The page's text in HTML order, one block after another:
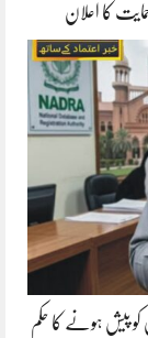
کو پیش ہونے کا حکم